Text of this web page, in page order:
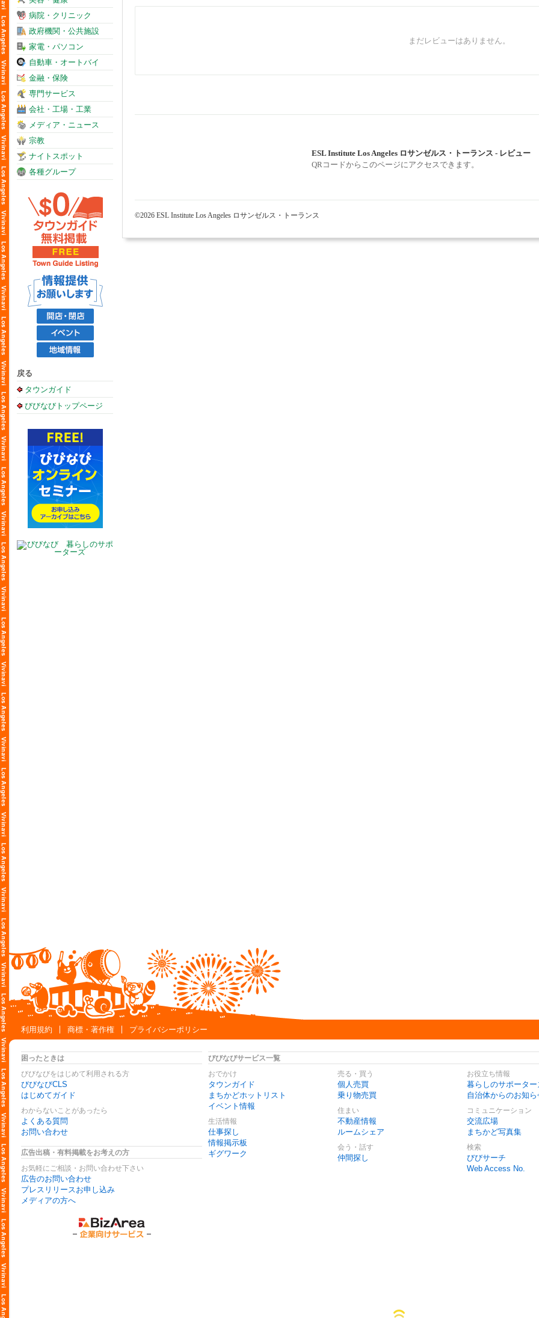
病院・クリニック
政府機関・公共施設
家電・パソコン
自動車・オートバイ
金融・保険
専門サービス
会社・工場・工業
メディア・ニュース
宗教
ナイトスポット
各種グループ
戻る
タウンガイド
びびなびトップページ
まだレビューはありません。
ESL Institute Los Angeles ロサンゼルス・トーランス - レビュー
QRコードからこのページにアクセスできます。
©2026 ESL Institute Los Angeles ロサンゼルス・トーランス
利用規約
商標・著作権 プライバシーポリシー
困ったときは
びびなびをはじめて利用される方
びびなびCLS
はじめてガイド
わからないことがあったら
よくある質問
お問い合わせ
広告出稿・有料掲載をお考えの方
お気軽にご相談・お問い合わせ下さい
広告のお問い合わせ
プレスリリースお申し込み
メディアの方へ
びびなびサービス一覧
おでかけ
タウンガイド
まちかどホットリスト
イベント情報
生活情報
仕事探し
情報掲示板
ギグワーク
売る・買う
個人売買
乗り物売買
住まい
不動産情報
ルームシェア
会う・話す
仲間探し
お役立ち情報
暮らしのサポーター
自治体からのお知ら
コミュニケーション
交流広場
まちかど写真集
検索
びびサーチ
Web Access No.